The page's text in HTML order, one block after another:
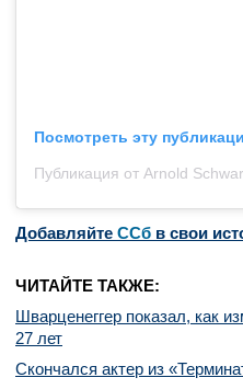
Посмотреть эту
Добавляйте CСб в свои
ЧИТАЙТЕ ТАКЖЕ:
Шварценеггер показал, как
27 лет
Скончался актер из